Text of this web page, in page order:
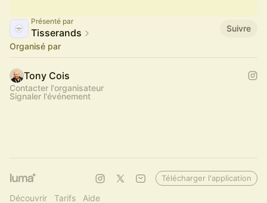
Présenté par
Tisserands
Suivre
Organisé par
Tony Cois
Contacter l'organisateur
Signaler l'événement
Découvrir Tarifs Aide
Télécharger l'application